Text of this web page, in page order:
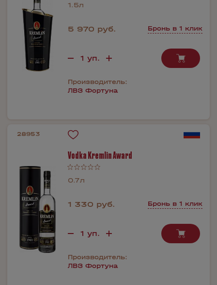
1.5л
5 970 руб. Бронь в 1 клик
Производитель:
ЛВЗ Фортуна
28953
Vodka Kremlin Award
0.7л
1 330 руб. Бронь в 1 клик
Производитель:
ЛВЗ Фортуна